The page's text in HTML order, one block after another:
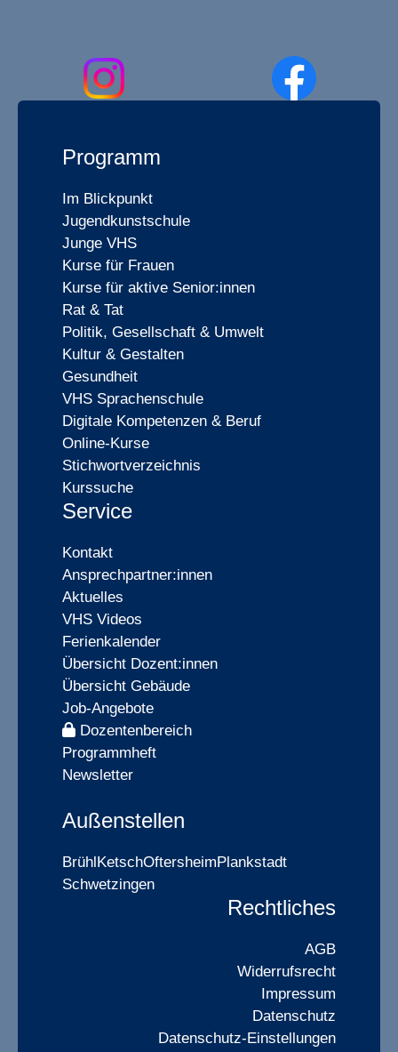
Programm
Im Blickpunkt
Jugendkunstschule
Junge VHS
Kurse für Frauen
Kurse für aktive Senior:innen
Rat & Tat
Politik, Gesellschaft & Umwelt
Kultur & Gestalten
Gesundheit
VHS Sprachenschule
Digitale Kompetenzen & Beruf
Online-Kurse
Stichwortverzeichnis
Kurssuche
Service
Kontakt
Ansprechpartner:innen
Aktuelles
VHS Videos
Ferienkalender
Übersicht Dozent:innen
Übersicht Gebäude
Job-Angebote
Dozentenbereich
Programmheft
Newsletter
Außenstellen
BrühlKetschOftersheimPlankstadt
Schwetzingen
Rechtliches
AGB
Widerrufsrecht
Impressum
Datenschutz
Datenschutz-Einstellungen